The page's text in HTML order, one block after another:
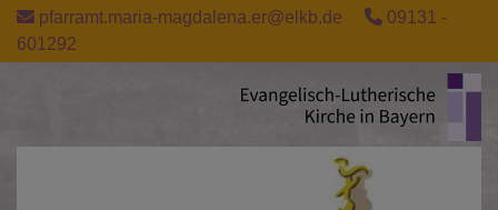
Direkt
zum
Inhalt
pfarramt.maria-magdalena.er@elkb.de
09131 -
601292